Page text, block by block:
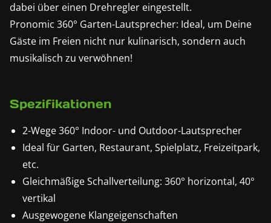
dabei über einen Drehregler eingestellt.
Pronomic 360° Garten-Lautsprecher: Ideal, um Deine
Gäste im Freien nicht nur kulinarisch, sondern auch
musikalisch zu verwöhnen!
Spezifikationen
2-Wege 360° Indoor- und Outdoor-Lautsprecher
Ideal für Garten, Restaurant, Spielplatz, Freizeitpark,
etc.
Gleichmäßige Schallverteilung: 360° horizontal, 40°
vertikal
Ausgewogene Klangeigenschaften